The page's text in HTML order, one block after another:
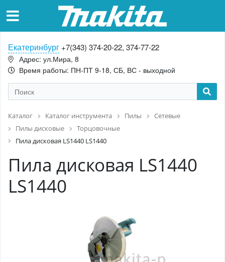
Екатеринбург +7(343) 374-20-22, 374-77-22
Адрес: ул.Мира, 8
Время работы: ПН-ПТ 9-18, СБ, ВС - выходной
Каталог Каталог инструмента Пилы
Сетевые
Пилы дисковые
Торцовочные
Пила дисковая LS1440 LS1440
Пила дисковая LS1440
LS1440